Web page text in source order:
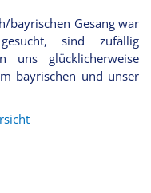
bayrischen Gesang war
sind zufällig
uns glücklicherweise
bayrischen und unser